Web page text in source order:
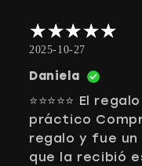
2025-10-27
Daniela
⭐️⭐️⭐️⭐️⭐️ El
práctico
regalo y fue
que la recibió